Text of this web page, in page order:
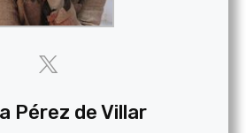
Pérez de Villar